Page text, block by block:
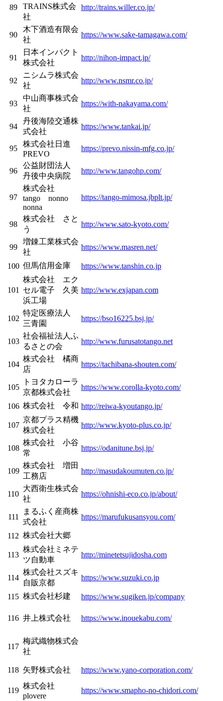
89
TRAINS株式会
社
http://trains.willer.co.jp/
90
木下酒造有限会
社
https://www.sake-tamagawa.com/
91
日本インパクト
株式会社
http://nihon-impact.jp/
92
ニシムラ株式会
社
http://www.nsmr.co.jp/
93
中山商事株式会
社
https://with-nakayama.com/
94
丹後海陸交通株
式会社
https://www.tankai.jp/
95
株式会社日進
PREVO
https://prevo.nissin-mfg.co.jp/
96
公益財団法人
丹後中央病院
http://www.tangohp.com/
97
株式会社
tango nonno
nonna
https://tango-mimosa.jbplt.jp/
98
株式会社 さと
う
http://www.sato-kyoto.com/
99
増錬工業株式会
社
https://www.masren.net/
100 但馬信用金庫 https://www.tanshin.co.jp
101
株式会社 エク
セル電子 久美
浜工場
http://www.exjapan.com
102
特定医療法人
三青園
https://bso16225.bsj.jp/
103
社会福祉法人ふ
るさとの会
http://www.furusatotango.net
104
株式会社 橘商
店
https://tachibana-shouten.com/
105
トヨタカローラ
京都株式会社
https://www.corolla-kyoto.com/
106 株式会社 令和 http://reiwa-kyoutango.jp/
107
京都プラス精機
株式会社
http://www.kyoto-plus.co.jp/
108
株式会社 小谷
常
https://odanitune.bsj.jp/
109
株式会社 増田
工務店
http://masudakoumuten.co.jp/
110
大西衛生株式会
社
https://ohnishi-eco.co.jp/about/
111
まるふく産商株
式会社
https://marufukusansyou.com/
112 株式会社大郷
113
株式会社ミネテ
ツ自動車
http://minetetsujidosha.com
114
株式会社スズキ
自販京都
https://www.suzuki.co.jp
115 株式会社杉建 https://www.sugiken.jp/company
116 井上株式会社 https://www.inouekabu.com/
117
梅武織物株式会
社
118 矢野株式会社 https://www.yano-corporation.com/
119
株式会社
plovere
https://www.smapho-no-chidori.com/